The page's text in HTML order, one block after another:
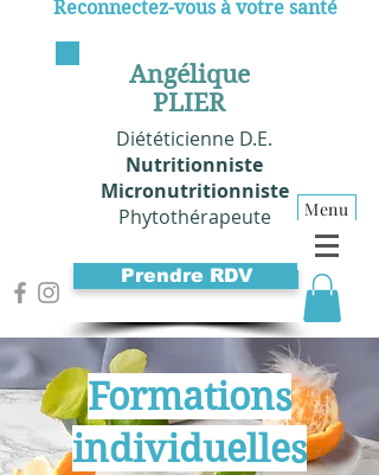
Angélique
PLIER
Diététicienne D.E.
Nutritionniste
Micronutritionniste
Phytothérapeute
Menu
Reconnectez-vous à votre santé
Prendre RDV
Formations
individuelles